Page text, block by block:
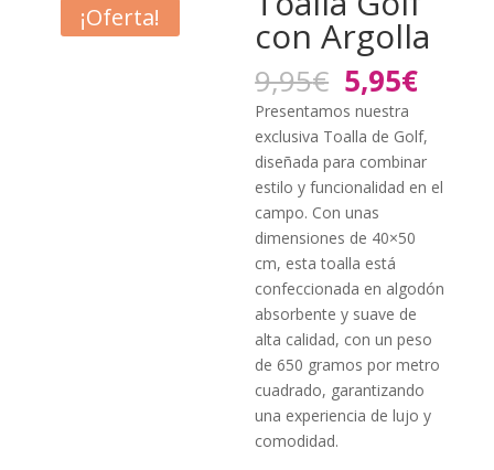
¡Oferta! con Argolla
9,95€ El
precio
original
era:
9,95€.
5,95€El
es:
Presentamos nuestra
exclusiva Toalla de Golf,
diseñada para combinar
estilo y funcionalidad en el
campo. Con unas
dimensiones de 40×50
cm, esta toalla está
confeccionada en algodón
absorbente y suave de
alta calidad, con un peso
de 650 gramos por metro
cuadrado, garantizando
una experiencia de lujo y
comodidad.